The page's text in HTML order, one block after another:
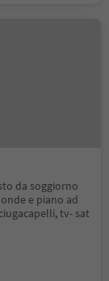
da soggiorno
e piano ad
tv- sat